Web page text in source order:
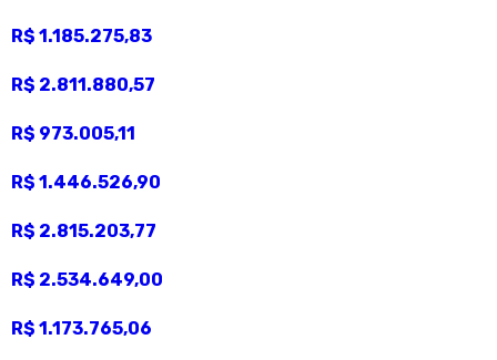
R$ 1.185.275,83
R$ 2.811.880,57
R$ 973.005,11
R$ 1.446.526,90
R$ 2.815.203,77
R$ 2.534.649,00
R$ 1.173.765,06